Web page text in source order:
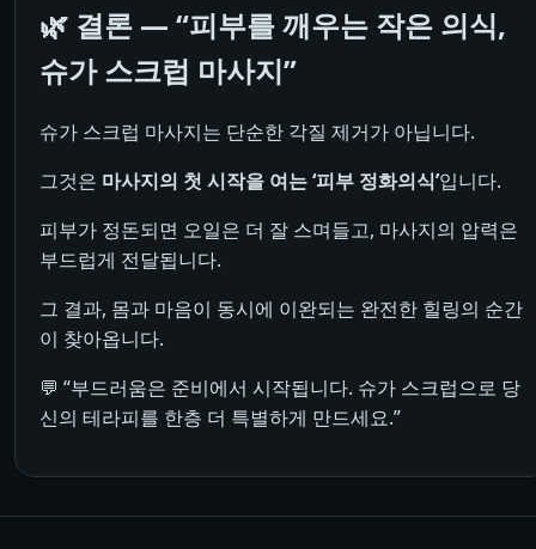
🌿 결론 ― “피부를 깨우는 작은 의식,
슈가 스크럽 마사지”
슈가 스크럽 마사지는 단순한 각질 제거가 아닙니다.
그것은 마사지의 첫 시작을 여는 ‘피부 정화의식’입니다.
피부가 정돈되면 오일은 더 잘 스며들고, 마사지의 압력은
부드럽게 전달됩니다.
그 결과, 몸과 마음이 동시에 이완되는 완전한 힐링의 순간
이 찾아옵니다.
💬 “부드러움은 준비에서 시작됩니다. 슈가 스크럽으로 당
신의 테라피를 한층 더 특별하게 만드세요.”